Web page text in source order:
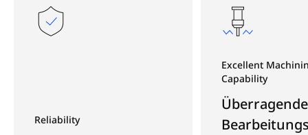
Reliability
Excellent
Capability
Überragende